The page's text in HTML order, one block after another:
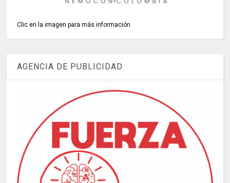
Clic en la imagen para más información
AGENCIA DE PUBLICIDAD